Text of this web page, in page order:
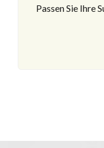
Passen Sie Ihre